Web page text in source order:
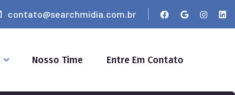
contato@searchmidia.com.br
Nosso Time Entre Em Contato